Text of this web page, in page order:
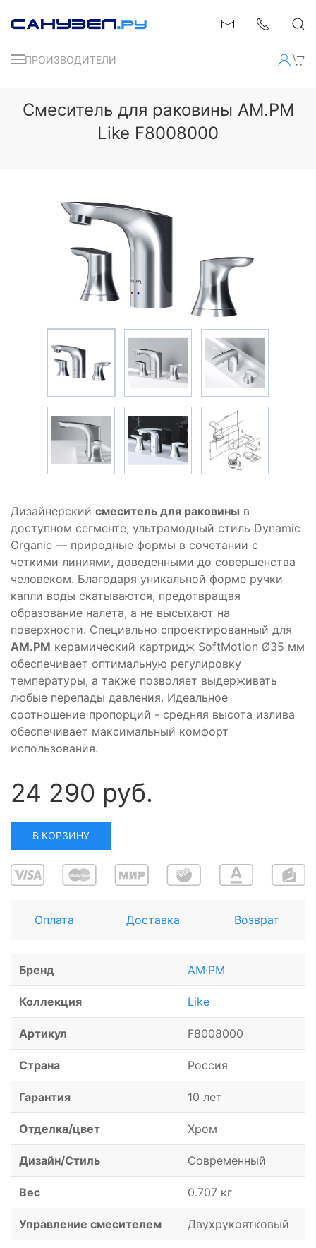
ПРОИЗВОДИТЕЛИ
Смеситель для раковины AM.PM
Like F8008000
Дизайнерский смеситель для раковины в
доступном сегменте, ультрамодный стиль Dynamic
Organic — природные формы в сочетании с
четкими линиями, доведенными до совершенства
человеком. Благодаря уникальной форме ручки
капли воды скатываются, предотвращая
образование налета, а не высыхают на
поверхности. Специально спроектированный для
АМ.РМ керамический картридж SoftMotion Ø35 мм
обеспечивает оптимальную регулировку
температуры, а также позволяет выдерживать
любые перепады давления. Идеальное
соотношение пропорций - средняя высота излива
обеспечивает максимальный комфорт
использования.
24 290 руб.
В КОРЗИНУ
Оплата Доставка Возврат
Бренд AM·PM
Коллекция Like
Артикул F8008000
Страна Россия
Гарантия 10 лет
Отделка/цвет Хром
Дизайн/Стиль Современный
Вес 0.707 кг
Управление смесителем Двухрукоятковый